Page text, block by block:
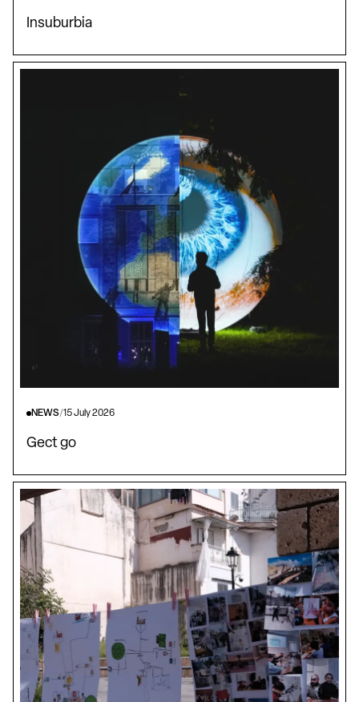
Insuburbia
NEWS/15 July 2026
Gect go